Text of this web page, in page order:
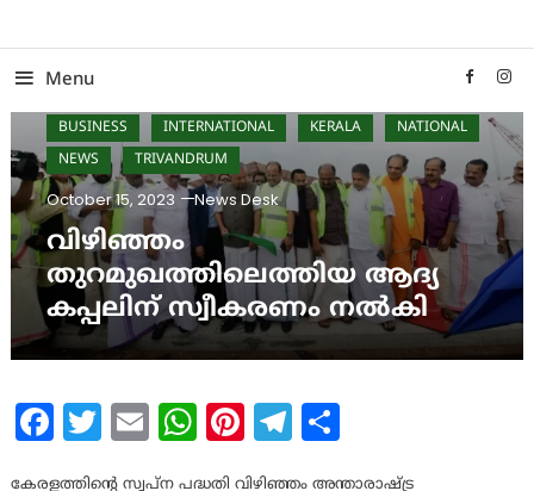
To
ContentMenu
BUSINESS INTERNATIONAL KERALA
NATIONAL
NEWS
TRIVANDRUM
October 15, 2023 News Desk
വിഴിഞ്ഞം
തുറമുഖത്തിലെത്തിയ ആദ്യ
കപ്പലിന് സ്വീകരണം നല്‍കി
Facebook
Twitter
EmailWhatsApp
Pinterest
Telegram
Share
കേരളത്തിന്റെ സ്വപ്ന പദ്ധതി വിഴിഞ്ഞം അന്താരാഷ്ട്ര